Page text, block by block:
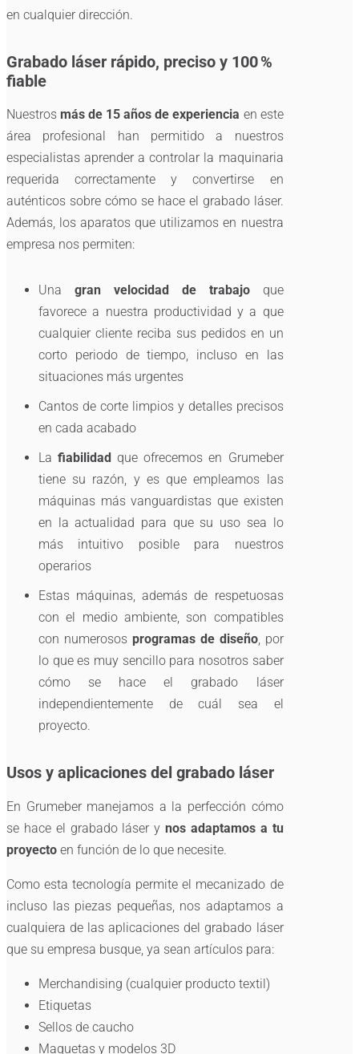
en cualquier dirección.
Grabado láser rápido, preciso y 100 %
fiable
Nuestros más de 15 años de experiencia en este
área profesional han permitido a nuestros
especialistas aprender a controlar la maquinaria
requerida correctamente y convertirse en
auténticos sobre cómo se hace el grabado láser.
Además, los aparatos que utilizamos en nuestra
empresa nos permiten:
Una gran velocidad de trabajoque
favorece a nuestra productividad y a que
cualquier cliente reciba sus pedidos en un
corto periodo de tiempo, incluso en las
situaciones más urgentes
Cantos de corte limpios y detalles precisos
en cada acabado
Lafiabilidad que ofrecemos en Grumeber
tiene su razón, y es que empleamos las
máquinas más vanguardistas que existen
en la actualidad para que su uso sea lo
más intuitivo posible para nuestros
operarios
Estas máquinas, además de respetuosas
con el medio ambiente, son compatibles
con numerosos programas de diseño, por
lo que es muy sencillo para nosotros saber
cómo se hace el grabado láser
independientemente de cuál sea el
proyecto.
Usos y aplicaciones del grabado láser
En Grumeber manejamos a la perfección cómo
se hace el grabado láser ynos adaptamos a tu
proyecto en función de lo que necesite.
Como esta tecnología permite el mecanizado de
incluso las piezas pequeñas, nos adaptamos a
cualquiera de las aplicaciones del grabado láser
que su empresa busque, ya sean artículos para:
Merchandising (cualquier producto textil)
Etiquetas
Sellos de caucho
Maquetas y modelos 3D